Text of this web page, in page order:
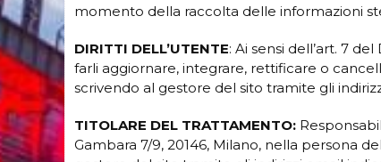
momento della raccolta delle informazioni
DIRITTI DELL’UTENTE: Ai sensi dell’art. 7
farli aggiornare, integrare, rettificare o
scrivendo al gestore del sito tramite gli
TITOLARE DEL TRATTAMENTO:
Gambara 7/9, 20146, Milano, nella persona